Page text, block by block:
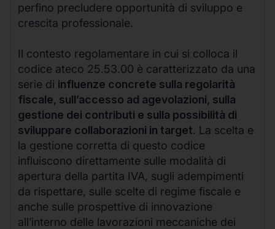
perfino precludere opportunità di sviluppo e
crescita professionale.
Il contesto regolamentare in cui si colloca il
codice ateco 25.53.00 è caratterizzato da una
serie di influenze concrete sulla regolarità
fiscale, sull’accesso ad agevolazioni, sulla
gestione dei contributi e sulla possibilità di
sviluppare collaborazioni in target. La scelta e
la gestione corretta di questo codice
influiscono direttamente sulle modalità di
apertura della partita IVA, sugli adempimenti
da rispettare, sulle scelte di regime fiscale e
anche sulle prospettive di innovazione
all’interno delle lavorazioni meccaniche dei